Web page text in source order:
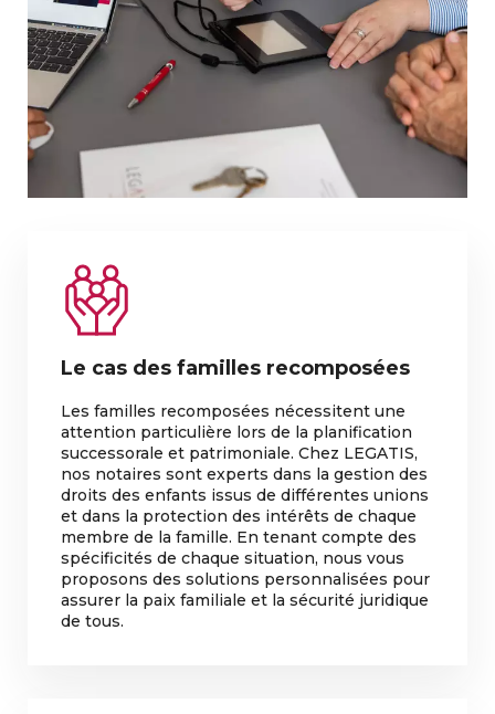
Le cas des familles recomposées
Les familles recomposées nécessitent une
attention particulière lors de la planification
successorale et patrimoniale. Chez LEGATIS,
nos notaires sont experts dans la gestion des
droits des enfants issus de différentes unions
et dans la protection des intérêts de chaque
membre de la famille. En tenant compte des
spécificités de chaque situation, nous vous
proposons des solutions personnalisées pour
assurer la paix familiale et la sécurité juridique
de tous.